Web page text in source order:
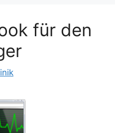
für den